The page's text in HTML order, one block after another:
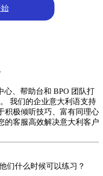
心、帮助台和 BPO 团队打
我们的企业意大利语支持
积极倾听技巧、富有同理心
的客服高效解决意大利客户
们什么时候可以练习？